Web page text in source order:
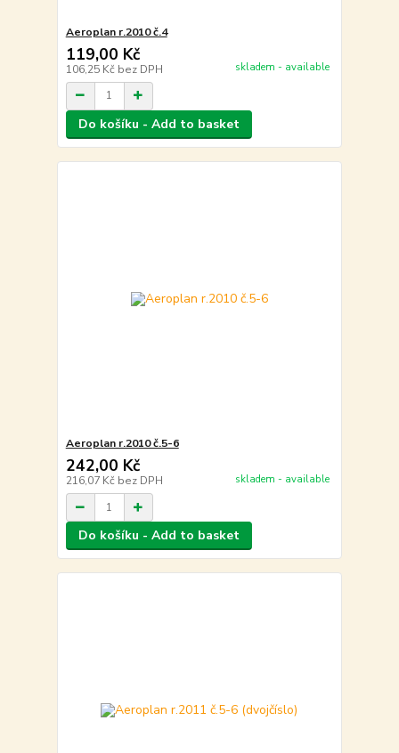
Aeroplan r.2010 č.4
119,00 Kč
106,25 Kč bez DPH skladem - available
Do košíku - Add to basket
Aeroplan r.2010 č.5-6
242,00 Kč
216,07 Kč bez DPH skladem - available
Do košíku - Add to basket